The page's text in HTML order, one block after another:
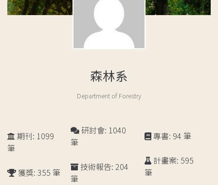
森林系
Department of Forestry
期刊: 1099
筆
獲獎: 355 筆
研討會: 1040
筆
技術報告: 204
筆
專書: 94 筆
計畫案: 595
筆